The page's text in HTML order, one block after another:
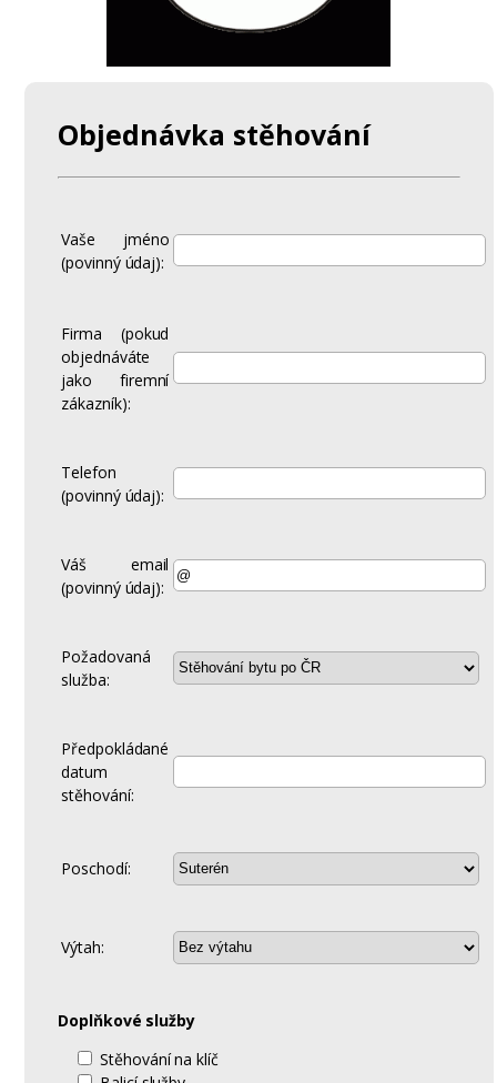
Objednávka stěhování
Vaše jméno
(povinný údaj):
Firma (pokud
objednáváte
jako firemní
zákazník):
Telefon
(povinný údaj):
Váš email
(povinný údaj):
Požadovaná
služba:
Předpokládané
datum
stěhování:
Poschodí:
Výtah:
Doplňkové služby
Stěhování na klíč